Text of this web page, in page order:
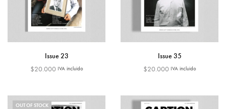
Issue 23
$20.000 IVA incluido
Issue 35
$20.000 IVA incluido
Regalar este producto
OUT OF STOCK